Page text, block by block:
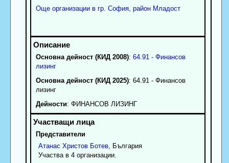
Още организации в гр. София, район Младост
Основна дейност (КИД 2008): 64.91 - Финансов
лизинг
Основна дейност (КИД 2025): 64.91 - Финансов
лизинг
Дейности: ФИНАНСОВ ЛИЗИНГ
Представители
Атанас Христов Ботев, България
Участва в 4 организации.